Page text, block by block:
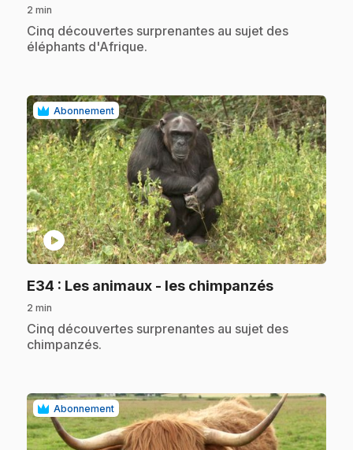
2 min
.Cinq découvertes surprenantes au sujet des
éléphants d'Afrique.
Abonnement
play_circle
E34 : Les animaux - les chimpanzés.
2 min
.Cinq découvertes surprenantes au sujet des
chimpanzés.
Abonnement